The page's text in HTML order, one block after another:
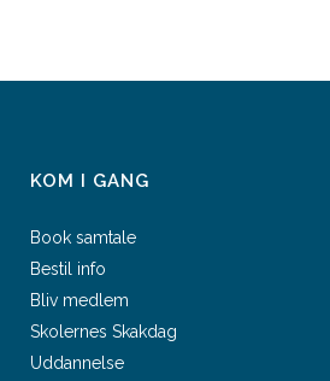
KOM I GANG
Book samtale
Bestil info
Bliv medlem
Skolernes Skakdag
Uddannelse